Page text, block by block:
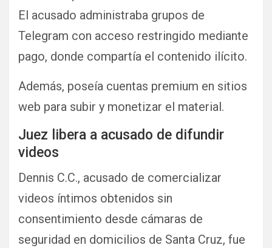
El acusado administraba grupos de
Telegram con acceso restringido mediante
pago, donde compartía el contenido ilícito.
Además, poseía cuentas premium en sitios
web para subir y monetizar el material.
Juez libera a acusado de difundir
videos
Dennis C.C., acusado de comercializar
videos íntimos obtenidos sin
consentimiento desde cámaras de
seguridad en domicilios de Santa Cruz, fue